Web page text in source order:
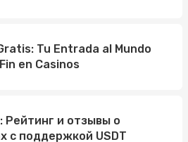
Tu Entrada al Mundo
en Casinos
Рейтинг и отзывы о
с поддержкой USDT